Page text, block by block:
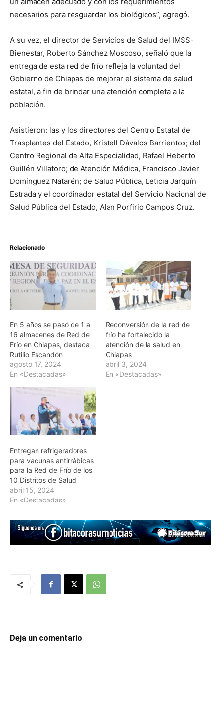
necesarios para resguardar los biológicos”, agregó.
A su vez, el director de Servicios de Salud del IMSS-
Bienestar, Roberto Sánchez Moscoso, señaló que la
entrega de esta red de frío refleja la voluntad del
Gobierno de Chiapas de mejorar el sistema de salud
estatal, a fin de brindar una atención completa a la
población.
Asistieron: las y los directores del Centro Estatal de
Trasplantes del Estado, Kristell Dávalos Barrientos; del
Centro Regional de Alta Especialidad, Rafael Heberto
Guillén Villatoro; de Atención Médica, Francisco Javier
Domínguez Natarén; de Salud Pública, Leticia Jarquín
Estrada y el coordinador estatal del Servicio Nacional de
Salud Pública del Estado, Alan Porfirio Campos Cruz.
Relacionado
En 5 años se pasó de 1 a
16 almacenes de Red de
Frío en Chiapas, destaca
Rutilio Escandón
agosto 17, 2024
En «Destacadas»
Reconversión de la red de
frío ha fortalecido la
atención de la salud en
Chiapas
abril 3, 2024
En «Destacadas»
Entregan refrigeradores
para vacunas antirrábicas
para la Red de Frío de los
10 Distritos de Salud
abril 15, 2024
En «Destacadas»
Deja un comentario